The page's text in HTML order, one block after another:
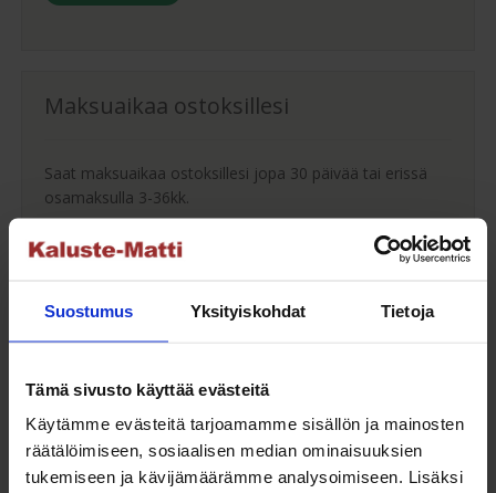
Suostumus Yksityiskohdat Tietoja
Tämä sivusto käyttää evästeitä
Käytämme evästeitä tarjoamamme sisällön ja mainosten
räätälöimiseen, sosiaalisen median ominaisuuksien
tukemiseen ja kävijämäärämme analysoimiseen. Lisäksi
Maksuaikaa ostoksillesi
Saat maksuaikaa ostoksillesi jopa 30 päivää tai erissä
osamaksulla 3-36kk.
Maksutavat
Kaluste-Matin oma kuljetus on turvallinen tapa
tuotteiden toimitukseen. Saat varmemmin tuotteet
ehjänä perille - ja vieläpä sisäänkannettuna!